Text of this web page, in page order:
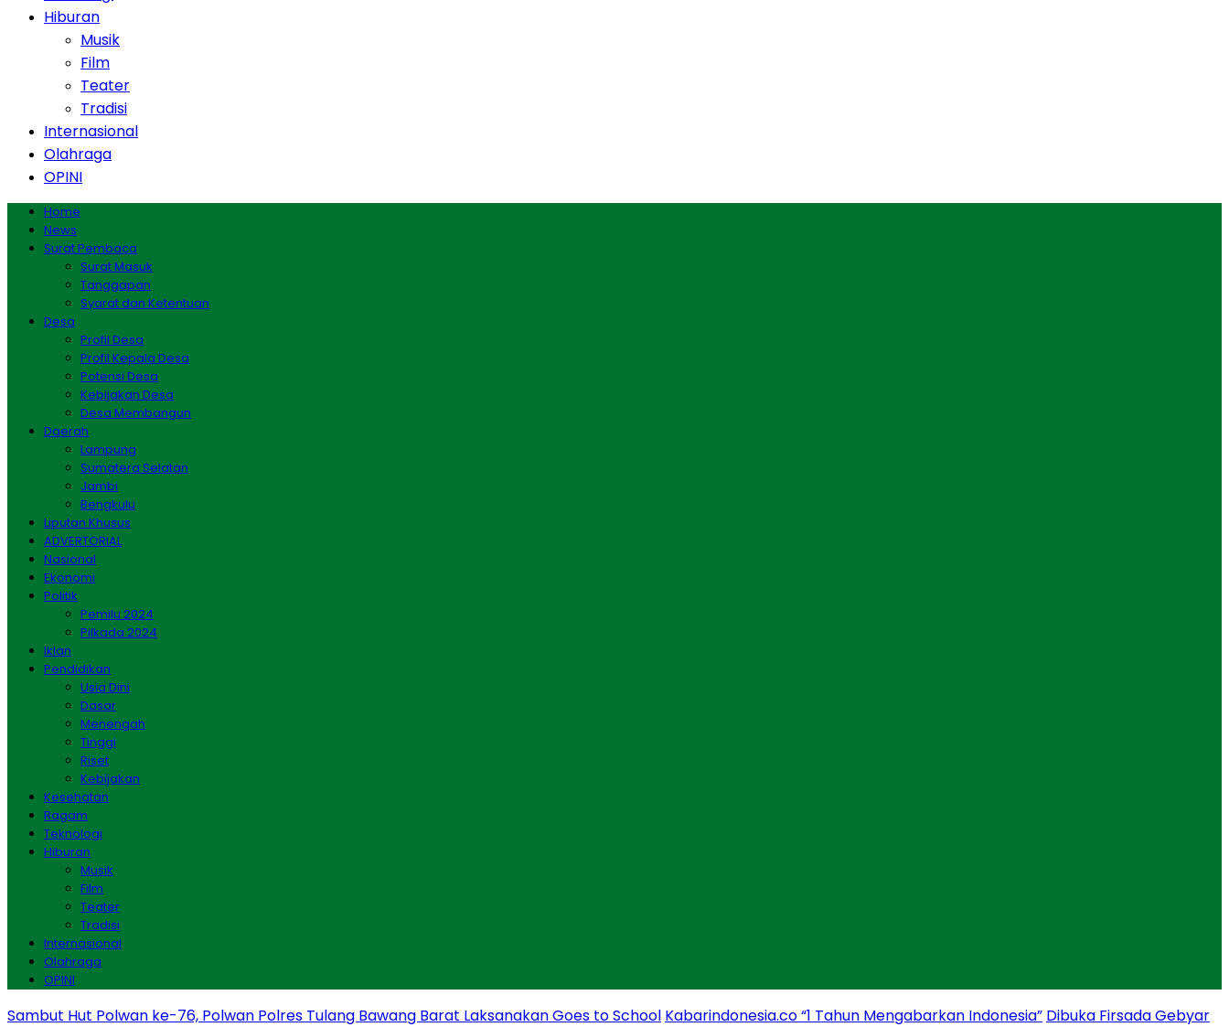
Hiburan
Musik
Film
Teater
Tradisi
Internasional
Olahraga
OPINI
Home
News
Surat Pembaca
Surat Masuk
Tanggapan
Syarat dan Ketentuan
Desa
Profil Desa
Profil Kepala Desa
Potensi Desa
Kebijakan Desa
Desa Membangun
Daerah
Lampung
Sumatera Selatan
Jambi
Bengkulu
Liputan Khusus
ADVERTORIAL
Nasional
Ekonomi
Politik
Pemilu 2024
Pilkada 2024
Iklan
Pendidikan
Usia Dini
Dasar
Menengah
Tinggi
Riset
Kebijakan
Kesehatan
Ragam
Teknologi
Hiburan
Musik
Film
Teater
Tradisi
Internasional
Olahraga
OPINI
Sambut Hut Polwan ke-76, Polwan Polres Tulang Bawang Barat Laksanakan Goes to School Kabarindonesia.co “1 Tahun Mengabarkan Indonesia” Dibuka Firsada Gebyar